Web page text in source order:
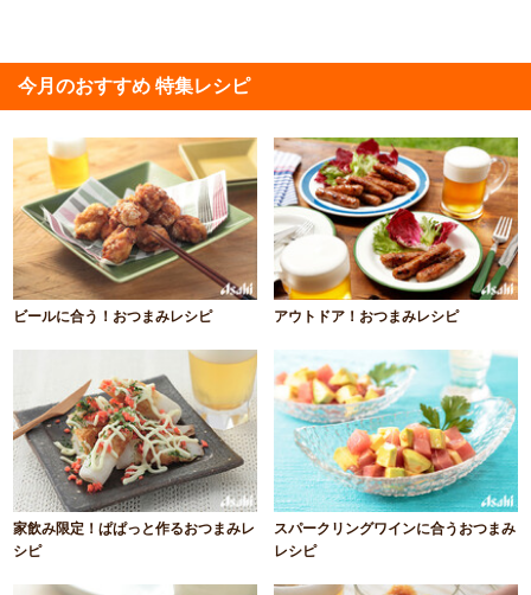
今月のおすすめ 特集レシピ
ビールに合う！おつまみレシピ アウトドア！おつまみレシピ
家飲み限定！ぱぱっと作るおつまみレ
シピ
スパークリングワインに合うおつまみ
レシピ